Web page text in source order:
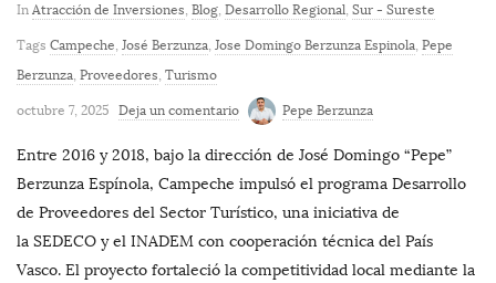
In Atracción de Inversiones Blog Desarrollo Regional Sur - Sureste
Tags Campeche José Berzunza Jose Domingo Berzunza Espinola Pepe
Berzunza Proveedores Turismo
octubre 7, 2025 Deja un comentario Pepe Berzunza
Entre 2016 y 2018, bajo la dirección de José Domingo “Pepe”
Berzunza Espínola, Campeche impulsó el programa Desarrollo
de Proveedores del Sector Turístico, una iniciativa de
la SEDECO y el INADEM con cooperación técnica del País
Vasco. El proyecto fortaleció la competitividad local mediante la